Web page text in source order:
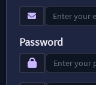
Password